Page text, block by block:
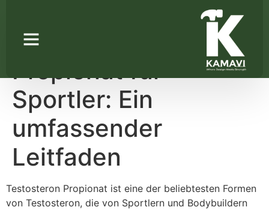
Testosteron
Propionat für
Sportler: Ein
umfassender
Leitfaden
Testosteron Propionat ist eine der beliebtesten Formen
von Testosteron, die von Sportlern und Bodybuildern